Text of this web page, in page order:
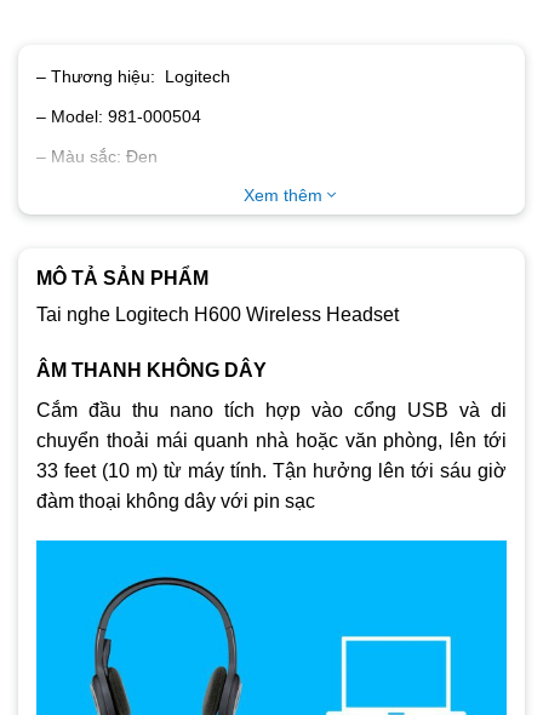
– Thương hiệu: Logitech
– Model: 981-000504
– Màu sắc: Đen
– Microphone: Có
– Mô tả khác: Thoải mái rời khỏi máy tính và đi lại tự do
lượng nhẹ này cho phép bạn nghe và nói chuyện lên tới 10
m. Các màng loa được chỉnh bằng laze và micrô khử tiếng
ồn mang lại âm thanh nổi cho cuộc gọi rõ ràng. Hoạt động
với Windows®, Mac và các ứng dụng gọi điện ưa thích. Quai
đeo có thể điều chỉnh và miếng che tai bằng mút đem lại
cảm giác thoải mái ngay cả sau nhiều giờ sử dụng.
Xem thêm
MÔ TẢ SẢN PHẨM
Tai nghe Logitech H600 Wireless Headset
ÂM THANH KHÔNG DÂY
Cắm đầu thu nano tích hợp vào cổng USB và di
chuyển thoải mái quanh nhà hoặc văn phòng, lên tới
33 feet (10 m) từ máy tính. Tận hưởng lên tới sáu giờ
đàm thoại không dây với pin sạc